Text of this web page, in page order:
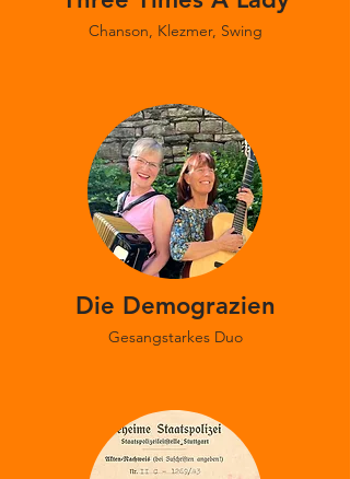
Chanson, Klezmer, Swing
Die Demograzien
Gesangstarkes Duo